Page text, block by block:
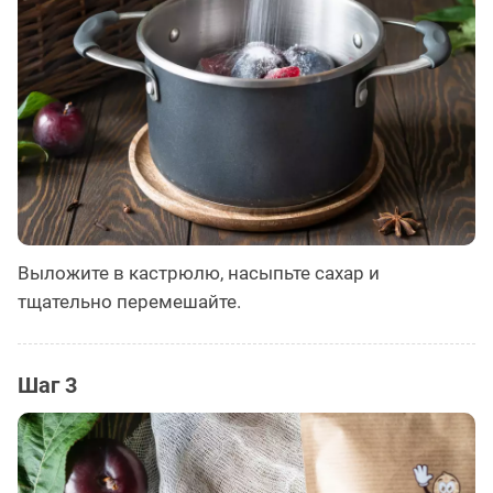
Выложите в кастрюлю, насыпьте сахар и
тщательно перемешайте.
Шаг 3